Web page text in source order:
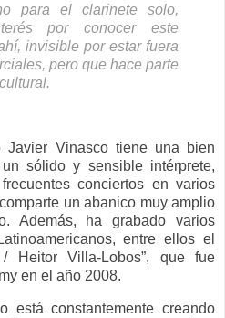
para el clarinete solo,
por conocer este
invisible por estar fuera
pero que hace parte
Javier Vinasco tiene una bien
sólido y sensible intérprete,
conciertos en varios
un abanico muy amplio
Además, ha grabado varios
entre ellos el
Heitor Villa-Lobos”, que fue
en el año 2008.
está constantemente creando